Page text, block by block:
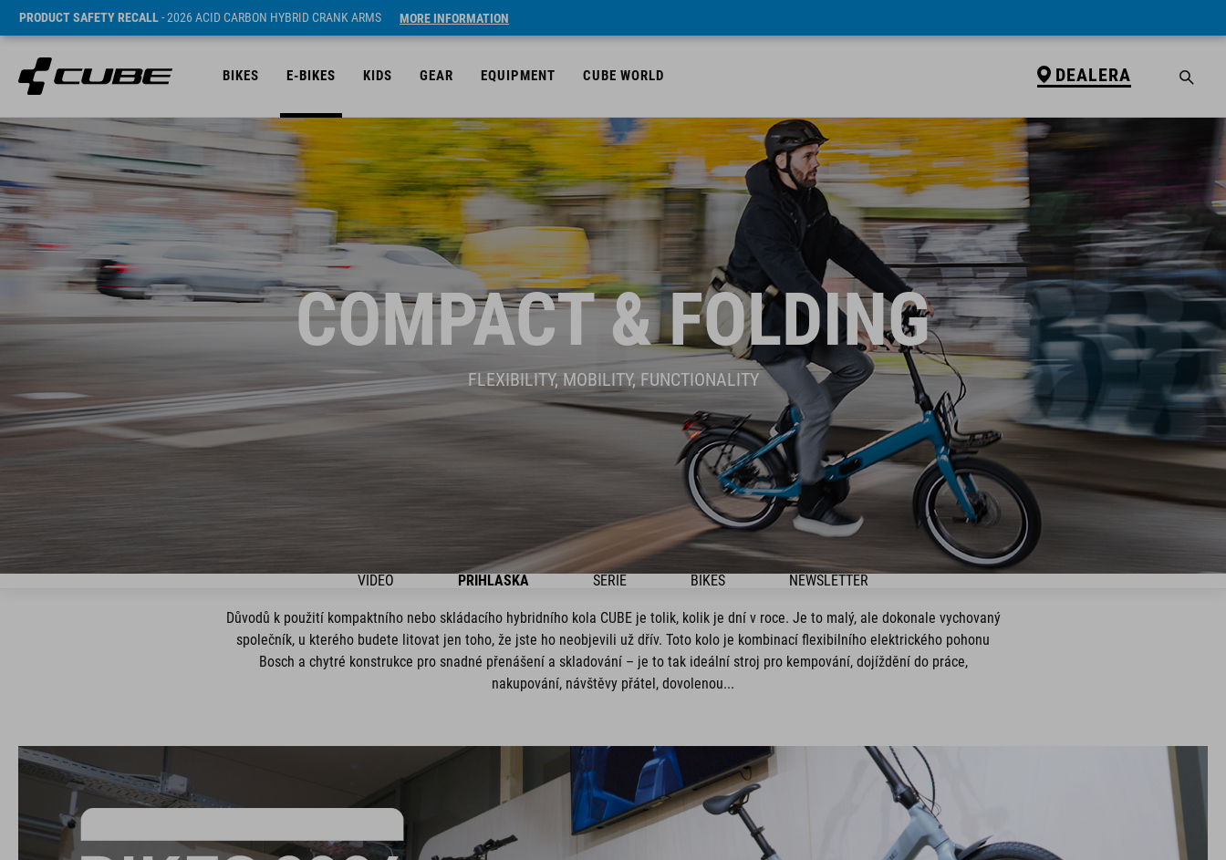
PRODUCT SAFETY RECALL- 2026 ACID CARBON HYBRID CRANK ARMS MORE INFORMATION
BIKES E-BIKES KIDS GEAR EQUIPMENT CUBE WORLD DEALERA
COMPACT & FOLDING
FLEXIBILITY, MOBILITY, FUNCTIONALITY
VIDEO PŘIHLÁŠKA SÉRIE BIKES NEWSLETTER
Důvodů k použití kompaktního nebo skládacího hybridního kola CUBE je tolik, kolik je dní v roce. Je to malý, ale dokonale vychovaný
společník, u kterého budete litovat jen toho, že jste ho neobjevili už dřív. Toto kolo je kombinací flexibilního elektrického pohonu
Bosch a chytré konstrukce pro snadné přenášení a skladování – je to tak ideální stroj pro kempování, dojíždění do práce,
nakupování, návštěvy přátel, dovolenou...